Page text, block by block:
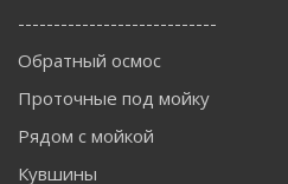
----------------------------
Обратный осмос
Проточные под мойку
Рядом с мойкой
Кувшины